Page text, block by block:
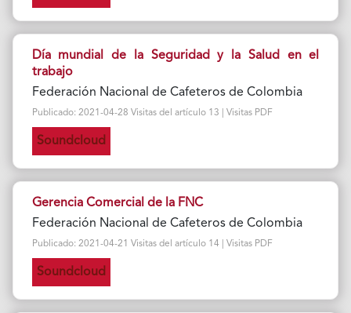
Día mundial de la Seguridad y la Salud en el
trabajo
Federación Nacional de Cafeteros de Colombia
Publicado: 2021-04-28 Visitas del artículo 13 | Visitas PDF
Soundcloud
Gerencia Comercial de la FNC
Federación Nacional de Cafeteros de Colombia
Publicado: 2021-04-21 Visitas del artículo 14 | Visitas PDF
Soundcloud